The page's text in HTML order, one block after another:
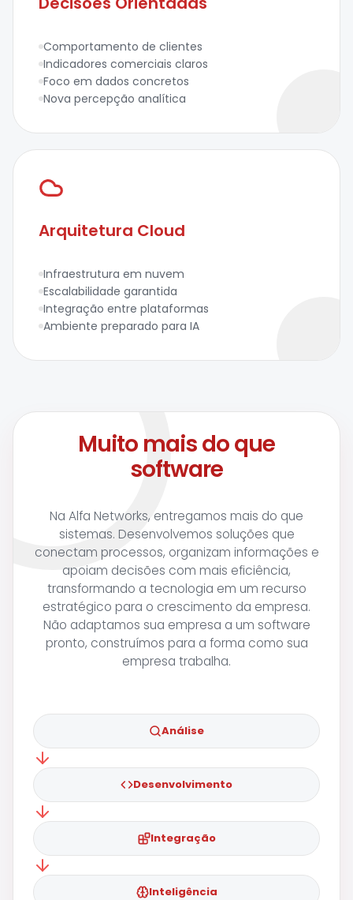
Comportamento de clientes
Indicadores comerciais claros
Foco em dados concretos
Nova percepção analítica
Arquitetura Cloud
Infraestrutura em nuvem
Escalabilidade garantida
Integração entre plataformas
Ambiente preparado para IA
Muito mais do que
software
Na Alfa Networks, entregamos mais do que
sistemas. Desenvolvemos soluções que
conectam processos, organizam informações e
apoiam decisões com mais eficiência,
transformando a tecnologia em um recurso
estratégico para o crescimento da empresa.
Não adaptamos sua empresa a um software
pronto, construímos para a forma como sua
empresa trabalha.
Análise
Desenvolvimento
Integração
Inteligência